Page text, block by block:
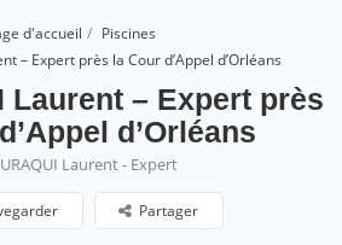
d'accueil
Piscines
– Expert près la Cour d’Appel d’Orléans
Laurent – Expert près
d’Orléans
Laurent - Expert
Partager